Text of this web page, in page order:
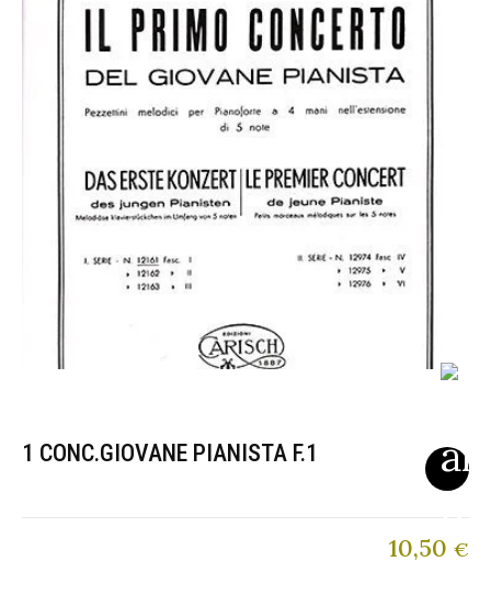
1 CONC.GIOVANE PIANISTA F.1
10,50 €